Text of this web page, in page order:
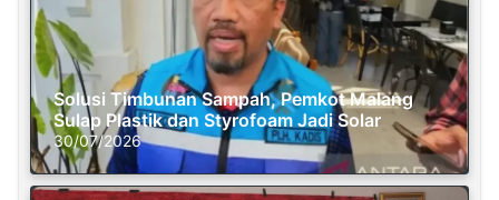
Solusi Timbunan Sampah, Pemkot Malang
Sulap Plastik dan Styrofoam Jadi Solar
30/07/2026